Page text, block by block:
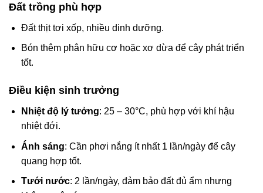
Đất trồng phù hợp
Đất thịt tơi xốp, nhiều dinh dưỡng.
Bón thêm phân hữu cơ hoặc xơ dừa để cây phát triển
tốt.
Điều kiện sinh trưởng
Nhiệt độ lý tưởng: 25 – 30°C, phù hợp với khí hậu
nhiệt đới.
Ánh sáng: Cần phơi nắng ít nhất 1 lần/ngày để cây
quang hợp tốt.
Tưới nước: 2 lần/ngày, đảm bảo đất đủ ẩm nhưng